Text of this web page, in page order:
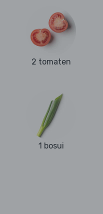
2 tomaten
1 bosui